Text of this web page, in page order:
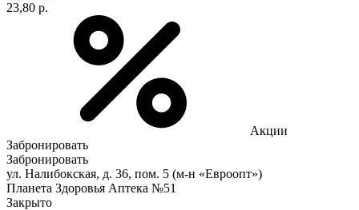
23,80 р.
Акции
Забронировать
Забронировать
ул. Налибокская, д. 36, пом. 5 (м-н «Евроопт»)
Планета Здоровья Аптека №51
Закрыто